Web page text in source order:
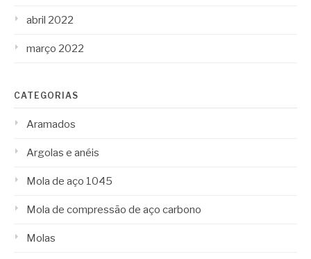
abril 2022
março 2022
CATEGORIAS
Aramados
Argolas e anéis
Mola de aço 1045
Mola de compressão de aço carbono
Molas